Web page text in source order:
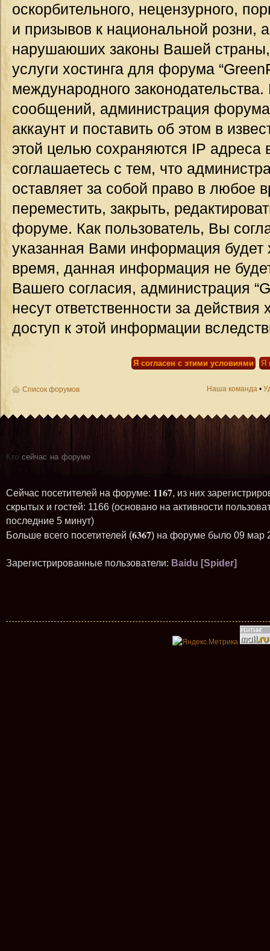
оскорбительного, нецензурного,
и призывов к национальной розни,
нарушаюших законы Вашей страны,
услуги хостинга для форума
международного
сообщений, администрация
аккаунт и поставить об этом в
этой целью сохраняются IP
соглашаетесь с тем, что
оставляет за собой право в любое
переместить, закрыть,
форуме. Как пользователь, Вы
указанная Вами информация будет
время, данная информация не
Вашего согласия, администрация
несут ответственности за
доступ к этой информации
Список форумов Наша команда •
Кто сейчас на форуме
Сейчас посетителей на форуме: 1167, из них
скрытых и гостей: 1166 (основано на активности
последние 5 минут)
Больше всего посетителей (6367) на форуме было 09 мар
Зарегистрированные пользователи: Baidu [Spider]